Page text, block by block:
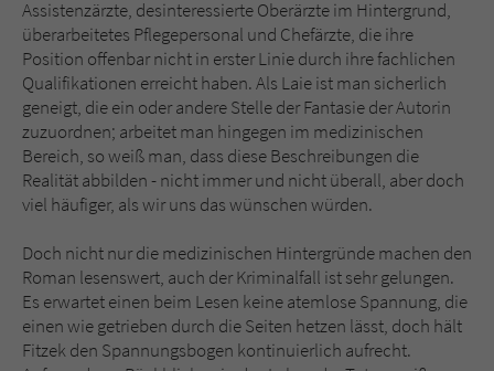
Assistenzärzte, desinteressierte Oberärzte im Hintergrund,
überarbeitetes Pflegepersonal und Chefärzte, die ihre
Position offenbar nicht in erster Linie durch ihre fachlichen
Qualifikationen erreicht haben. Als Laie ist man sicherlich
geneigt, die ein oder andere Stelle der Fantasie der Autorin
zuzuordnen; arbeitet man hingegen im medizinischen
Bereich, so weiß man, dass diese Beschreibungen die
Realität abbilden - nicht immer und nicht überall, aber doch
viel häufiger, als wir uns das wünschen würden.
Doch nicht nur die medizinischen Hintergründe machen den
Roman lesenswert, auch der Kriminalfall ist sehr gelungen.
Es erwartet einen beim Lesen keine atemlose Spannung, die
einen wie getrieben durch die Seiten hetzen lässt, doch hält
Fitzek den Spannungsbogen kontinuierlich aufrecht.